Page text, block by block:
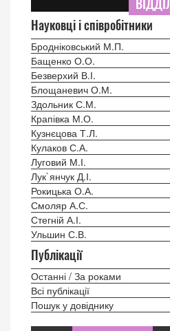
ВІДДІЛ
Науковці і співробітники
Бродніковський М.П.
Бащенко О.О.
Безверхий В.І.
Блощаневич О.М.
Здольник С.М.
Крапівка М.О.
Кузнєцова Т.Л.
Кулаков С.А.
Луговий М.І.
Лук`янчук Д.І.
Рокицька О.А.
Смоляр А.С.
Стегній А.І.
Ульшин С.В.
Публікації
Останні / За роками
Всі публікації
Пошук у довіднику